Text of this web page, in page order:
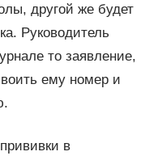
другой же будет
Руководитель
то заявление,
ему номер и
в